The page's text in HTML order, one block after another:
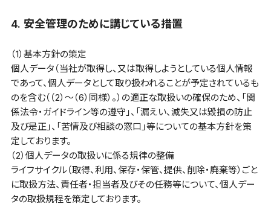
4. 安全管理のために講じている措置
（1）基本方針の策定
個人データ（当社が取得し、又は取得しようとしている個人情報
であって、個人データとして取り扱われることが予定されているも
のを含む（（2）～（6）同様）。）の適正な取扱いの確保のため、「関
係法令・ガイドライン等の遵守」、「漏えい、滅失又は毀損の防止
及び是正」、「苦情及び相談の窓口」等についての基本方針を策
定しております。
（2）個人データの取扱いに係る規律の整備
ライフサイクル（取得、利用、保存・保管、提供、削除・廃棄等）ごと
に取扱方法、責任者・担当者及びその任務等について、個人デー
タの取扱規程を策定しております。